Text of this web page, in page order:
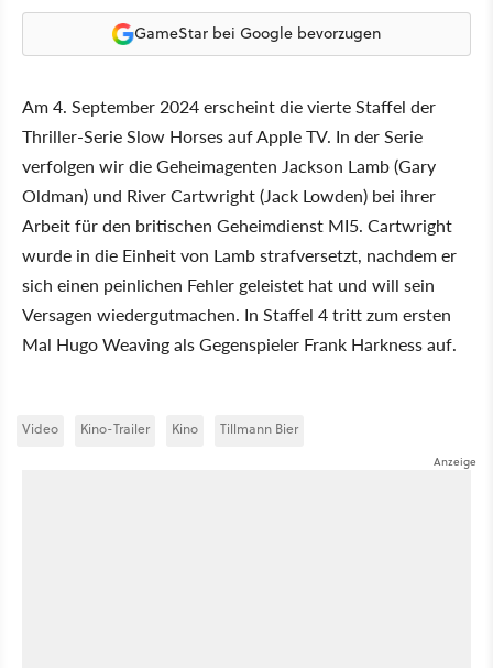
GameStar bei Google bevorzugen
Am 4. September 2024 erscheint die vierte Staffel der
Thriller-Serie Slow Horses auf Apple TV. In der Serie
verfolgen wir die Geheimagenten Jackson Lamb (Gary
Oldman) und River Cartwright (Jack Lowden) bei ihrer
Arbeit für den britischen Geheimdienst MI5. Cartwright
wurde in die Einheit von Lamb strafversetzt, nachdem er
sich einen peinlichen Fehler geleistet hat und will sein
Versagen wiedergutmachen. In Staffel 4 tritt zum ersten
Mal Hugo Weaving als Gegenspieler Frank Harkness auf.
Video Kino-Trailer Kino Tillmann Bier